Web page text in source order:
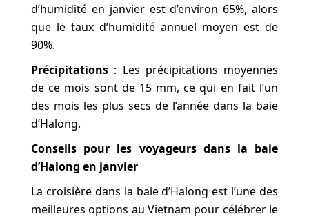
d’humidité en janvier est d’environ 65%, alors
que le taux d’humidité annuel moyen est de
90%.
Précipitations : Les précipitations moyennes
de ce mois sont de 15 mm, ce qui en fait l’un
des mois les plus secs de l’année dans la baie
d’Halong.
Conseils pour les voyageurs dans la baie
d’Halong en janvier
La croisière dans la baie d’Halong est l’une des
meilleures options au Vietnam pour célébrer le